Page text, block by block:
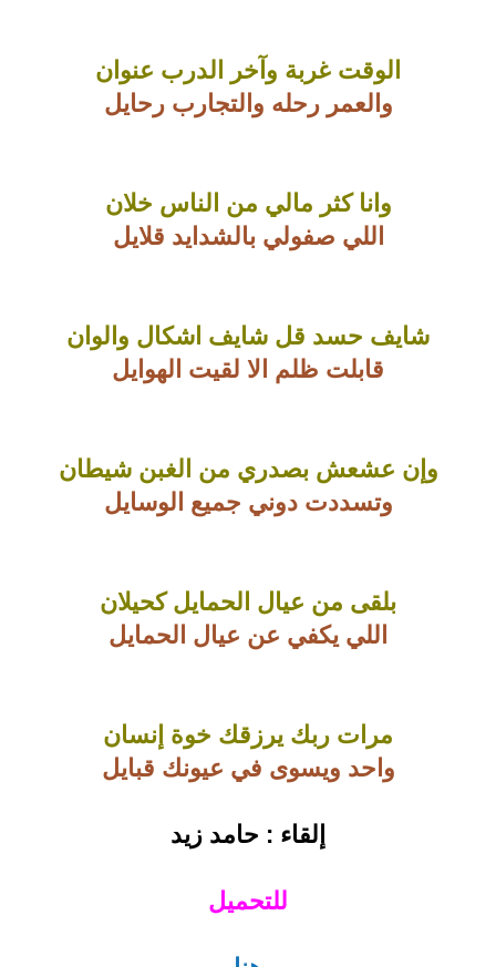
الوقت غربة وآخر الدرب عنوان
والعمر رحله والتجارب رحايل
وانا كثر مالي من الناس خلان
اللي صفولي بالشدايد قلايل
شايف حسد قل شايف اشكال والوان
قابلت ظلم الا لقيت الهوايل
وإن عشعش بصدري من الغبن شيطان
وتسددت دوني جميع الوسايل
بلقى من عيال الحمايل كحيلان
اللي يكفي عن عيال الحمايل
مرات ربك يرزقك خوة إنسان
واحد ويسوى في عيونك قبايل
إلقاء : حامد زيد
للتحميل